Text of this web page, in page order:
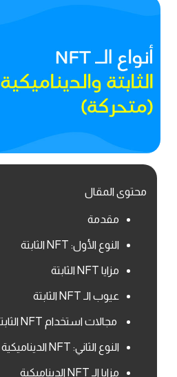
محتوى المقال
مقدمة
النوع الأول: NFT الثابتة
مزايا NFT الثابتة
عيوب الـ NFT الثابتة
مجالات استخدام NFT الثابتة
النوع الثاني: NFT الديناميكية
مزايا الـ NFT الديناميكية